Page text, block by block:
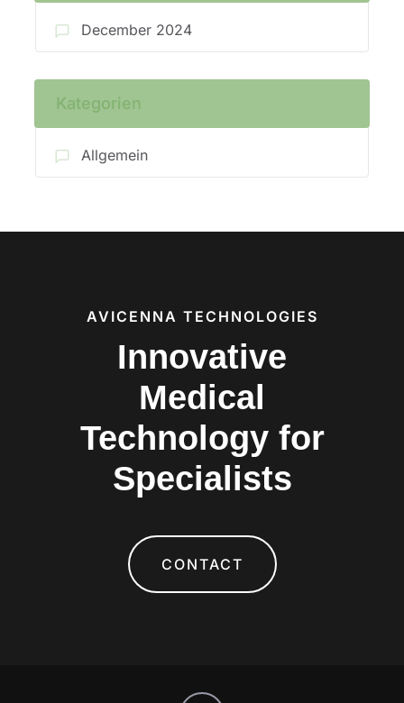
December 2024
Kategorien
Allgemein
AVICENNA TECHNOLOGIES
Innovative
Medical
Technology for
Specialists
CONTACT